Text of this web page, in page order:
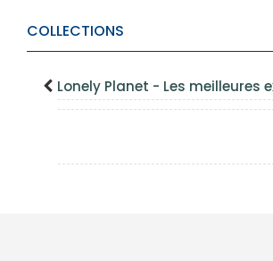
COLLECTIONS
Lonely Planet - Les meilleures